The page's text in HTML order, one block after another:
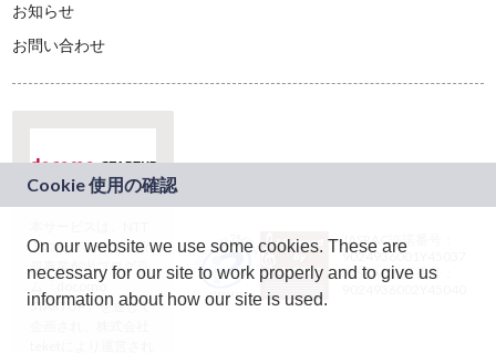
お知らせ
お問い合わせ
ドコモグループの新
規事業創出プログラ
ム「docomo
STARTUP」を通じて
JASRAC許諾番号：
9024936001Y45037
JASRAC許諾番号：
On our website we use some cookies. These are
necessary for our site to work properly and to give us
information about how our site is used.